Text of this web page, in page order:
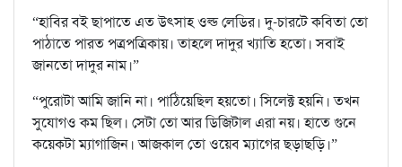
“হাবির বই ছাপাতে এত উৎসাহ ওল্ড লেডির। দু-চারটে কবিতা তো
পাঠাতে পারত পত্রপত্রিকায়। তাহলে দাদুর খ্যাতি হতো। সবাই
জানতো দাদুর নাম।”
“পুরোটা আমি জানি না। পাঠিয়েছিল হয়তো। সিলেক্ট হয়নি। তখন
সুযোগও কম ছিল। সেটা তো আর ডিজিটাল এরা নয়। হাতে গুনে
কয়েকটা ম্যাগাজিন। আজকাল তো ওয়েব ম্যাগের ছড়াছড়ি।”